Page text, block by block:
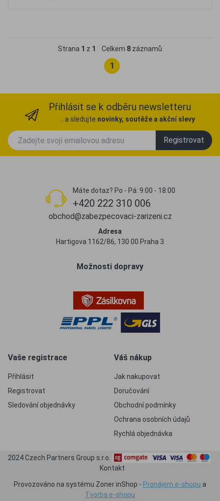
Strana 1 z 1 Celkem 8 záznamů
1
Přihlásit se k odběru newsletteru
.. a sledujte novinky, soutěže a akční slevy
Registrovat
Máte dotaz? Po - Pá: 9:00 - 18:00
+420 222 310 006
obchod@zabezpecovaci-zarizeni.cz
Adresa
Hartigova 1162/86, 130 00 Praha 3
Možnosti dopravy
Vaše registrace
Přihlásit
Registrovat
Sledování objednávky
Váš nákup
Jak nakupovat
Doručování
Obchodní podmínky
Ochrana osobních údajů
Rychlá objednávka
2024 Czech Partners Group s.r.o.
Kontakt
Provozováno na systému Zoner inShop - Pronájem e-shopu a
Tvorba e-shopu